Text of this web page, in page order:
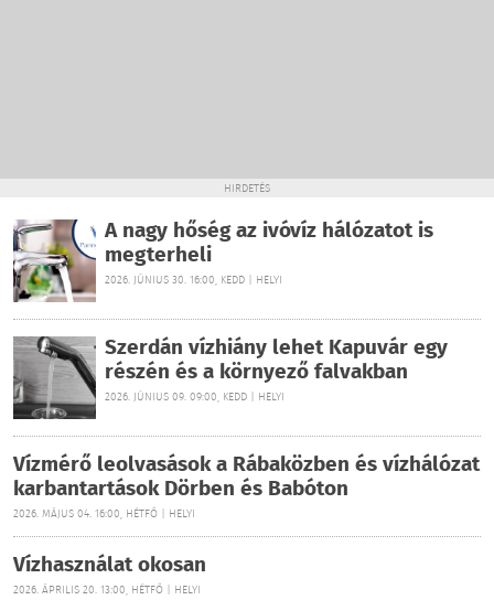
HIRDETÉS
A nagy hőség az ivóvíz hálózatot is
megterheli
2026. JÚNIUS 30. 16:00, KEDD | HELYI
Szerdán vízhiány lehet Kapuvár egy
részén és a környező falvakban
2026. JÚNIUS 09. 09:00, KEDD | HELYI
Vízmérő leolvasások a Rábaközben és vízhálózat
karbantartások Dörben és Babóton
2026. MÁJUS 04. 16:00, HÉTFŐ | HELYI
Vízhasználat okosan
2026. ÁPRILIS 20. 13:00, HÉTFŐ | HELYI